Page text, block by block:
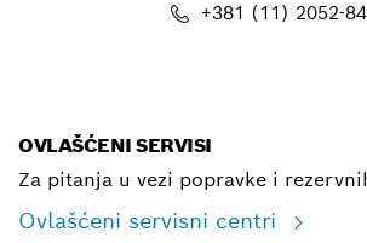
+381 (11) 2052-
OVLAŠĆENI SERVISI
Za pitanja u vezi popravke i
Ovlašćeni servisni centri